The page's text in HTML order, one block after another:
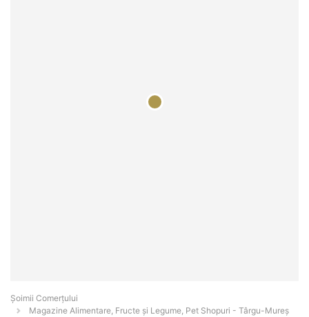
Șoimii Comerțului
Magazine Alimentare, Fructe și Legume, Pet Shopuri - Târgu-Mureş